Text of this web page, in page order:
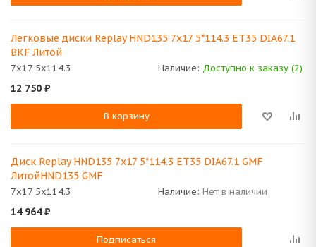
Легковые диски Replay HND135 7x17 5*114.3 ET35 DIA67.1
BKF Литой
7x17 5x114.3 Наличие: Доступно к заказу (2)
12 750 ₽
В корзину
Диск Replay HND135 7x17 5*114.3 ET35 DIA67.1 GMF
ЛитойHND135 GMF
7x17 5x114.3 Наличие: Нет в наличии
14 964₽
Подписаться